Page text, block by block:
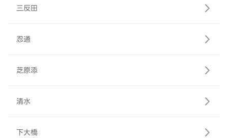
三反田
忍通
芝原添
清水
下大橋